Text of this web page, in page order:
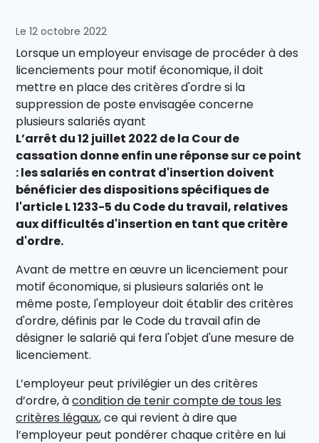
Le 12 octobre 2022
Lorsque un employeur envisage de procéder à des
licenciements pour motif économique, il doit
mettre en place des critères d'ordre si la
suppression de poste envisagée concerne
plusieurs salariés ayant
L’arrêt du 12 juillet 2022 de la Cour de
cassation donne enfin une réponse sur ce point
: les salariés en contrat d'insertion doivent
bénéficier des dispositions spécifiques de
l'article L 1233-5 du Code du travail, relatives
aux difficultés d'insertion en tant que critère
d'ordre.
Avant de mettre en œuvre un licenciement pour
motif économique, si plusieurs salariés ont le
même poste, l'employeur doit établir des critères
d'ordre, définis par le Code du travail afin de
désigner le salarié qui fera l'objet d'une mesure de
licenciement.
L’employeur peut privilégier un des critères
d’ordre, àcondition de tenir compte de tous les
critères légaux, ce qui revient à dire que
l’employeur peut pondérer chaque critère en lui